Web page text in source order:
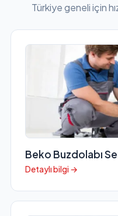
Türkiye geneli için
Beko Buzdolabı
Detaylı bilgi →